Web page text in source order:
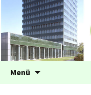
BSG im
Menü